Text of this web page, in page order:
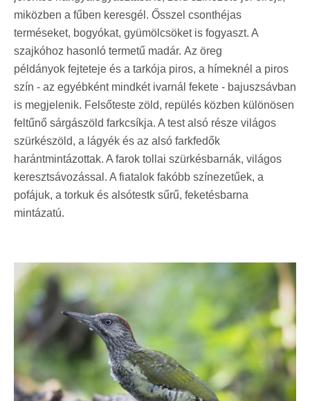
miközben a fűben keresgél. Ősszel csonthéjas
terméseket, bogyókat, gyümölcsöket is fogyaszt. A
szajkóhoz hasonló termetű madár. Az öreg
példányok fejteteje és a tarkója piros, a hímeknél a piros
szín - az egyébként mindkét ivarnál fekete - bajuszsávban
is megjelenik. Felsőteste zöld, repülés közben különösen
feltűnő sárgászöld farkcsíkja. A test alsó része világos
szürkészöld, a lágyék és az alsó farkfedők
harántmintázottak. A farok tollai szürkésbarnák, világos
keresztsávozással. A fiatalok fakóbb színezetűek, a
pofájuk, a torkuk és alsótestk sűrű, feketésbarna
mintázatú.